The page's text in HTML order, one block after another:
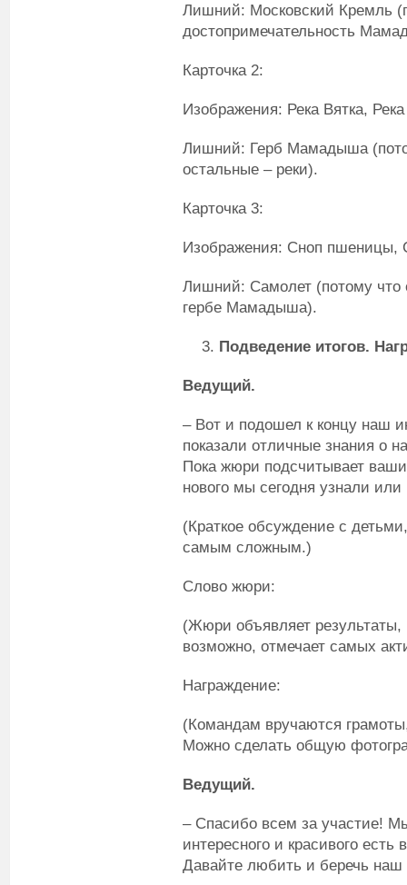
Лишний: Московский Кремль
достопримечательность
Карточка 2:
Изображения: Река Вятка,
Лишний: Герб Мамадыша
остальные – реки).
Карточка 3:
Изображения: Сноп пшеницы,
Лишний: Самолет (потому что
гербе Мамадыша).
Подведение итогов.
Ведущий.
– Вот и подошел к концу наш
показали отличные знания о
Пока жюри подсчитывает
нового мы сегодня узнали
(Краткое обсуждение с
самым сложным.)
Слово жюри:
(Жюри объявляет результаты,
возможно, отмечает самых
Награждение:
(Командам вручаются
Можно сделать общую
Ведущий.
– Спасибо всем за участие!
интересного и красивого
Давайте любить и беречь наш